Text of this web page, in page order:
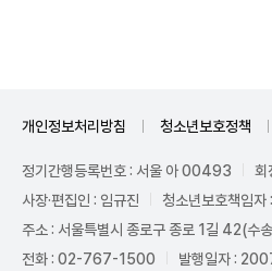
개인정보처리방침 청소년보호정책
정기간행등록번호 : 서울 아 00493
회
사장·편집인 : 임규진
청소년보호책임자
주소 : 서울특별시 종로구 종로 1길 42(수
전화 : 02-767-1500
발행일자 :